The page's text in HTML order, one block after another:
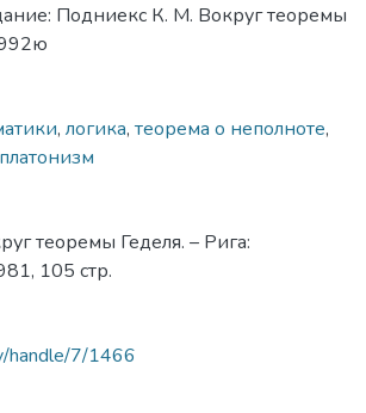
Подниекс К. М. Вокруг теоремы
, логика, теорема о неполноте,
платонизм
теоремы Геделя. – Рига:
105 стр.
handle/7/1466